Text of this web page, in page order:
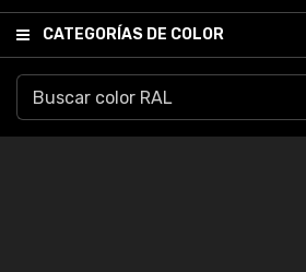
CATEGORÍAS DE COLOR